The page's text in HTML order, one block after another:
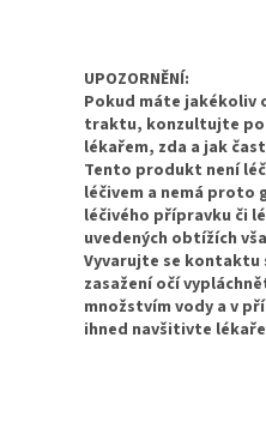
UPOZORNĚNÍ:
Pokud máte jakékoliv
traktu, konzultujte
lékařem, zda a jak
Tento produkt není
léčivem a nemá proto
léčivého přípravku či
uvedených obtížích
Vyvarujte se kontaktu
zasažení očí
množstvím vody a v
ihned navšitivte